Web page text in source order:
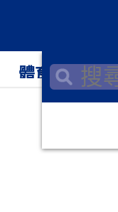
體育